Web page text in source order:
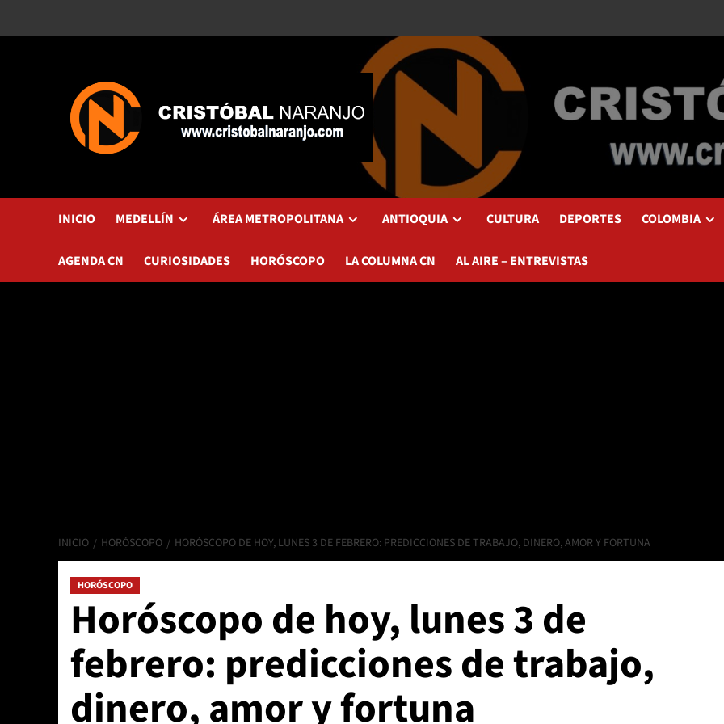
INICIO MEDELLÍN ÁREA METROPOLITANA ANTIOQUIA CULTURA DEPORTES COLOMBIA
AGENDA CN CURIOSIDADES HORÓSCOPO LA COLUMNA CN AL AIRE – ENTREVISTAS
INICIO HORÓSCOPO HORÓSCOPO DE HOY, LUNES 3 DE FEBRERO: PREDICCIONES DE TRABAJO, DINERO, AMOR Y FORTUNA
HORÓSCOPO
Horóscopo de hoy, lunes 3 de
febrero: predicciones de trabajo,
dinero, amor y fortuna